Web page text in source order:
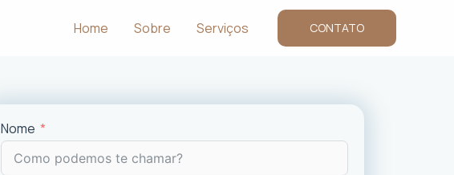
Home Sobre Serviços CONTATO
Nome